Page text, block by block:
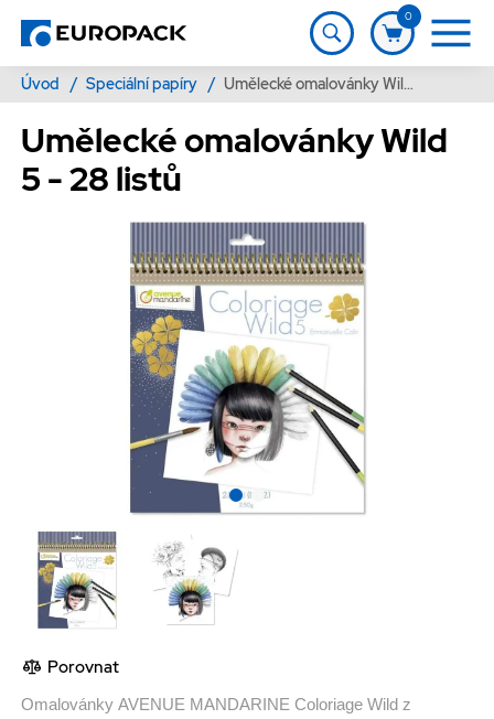
0
Úvod / Speciální papíry / Umělecké omalovánky Wild 5 - 28 listů
Umělecké omalovánky Wild
5 - 28 listů
Porovnat
Omalovánky AVENUE MANDARINE Coloriage Wild z